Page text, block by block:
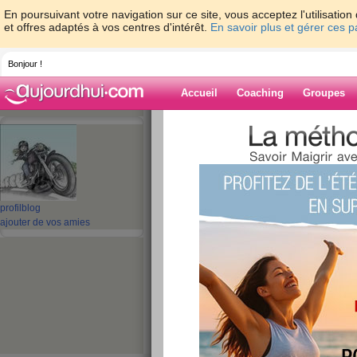
En poursuivant votre navigation sur ce site, vous acceptez
et offres adaptés à vos centres d'intérêt. En savoir plus et gérer ces
Bonjour !
Accueil Coaching Groupes
profil blog
ajouter de vos amies
> > IL Y A DE
Blog de talou62
IL Y A DE QUOI!!!!